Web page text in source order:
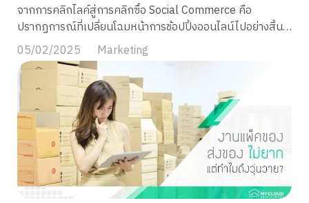
จากการคลิกไลค์สู่การคลิกซื้อ Social Commerce คือ
ปรากฏการณ์ที่เปลี่ยนโฉมหน้าการช้อปปิ้งออนไลน์ไปอย่างสิ้น
เชิง เมื่อแพลตฟอร์มโซเชียลมีเดียที่เคยใช้แค่แชร์รูป พูดคุยและ
ติดตามเรื่องราว แต่กลับกลายเป็นตลาดดิจิทัลขนาดใหญ่ที่มี
ยอดขายพุ่งสูงถึงหลักหมื่นล้านดอลลาร์ต่อปี ด้วยพลังของ
Social Commerce ที่ผสานการสร้างคอมมูนิตี้เข้ากับการขาย
ทำให้การช้อปปิ้งสะดวกและเข้าถึงได้ง่ายกว่าที่เคย วันนี้
MyCloud Fulfillment จะพามาทำความรู้จักว่า Social
Commerce กันในบทความนี้ ชวนมาทำความรู้จักกับ Social
Commerce คืออะไร Social Commerce คือรูปแบบการ
ค้าขายสินค้าและบริการที่เกิดขึ้นโดยตรงบนแพลตฟอร์มโซเชีย
ลมีเดีย ซึ่งรวมทุกขั้นตอนของการซื้อขายไว้ในที่เดียว ตั้งแต่การ
05/02/2025 Marketing